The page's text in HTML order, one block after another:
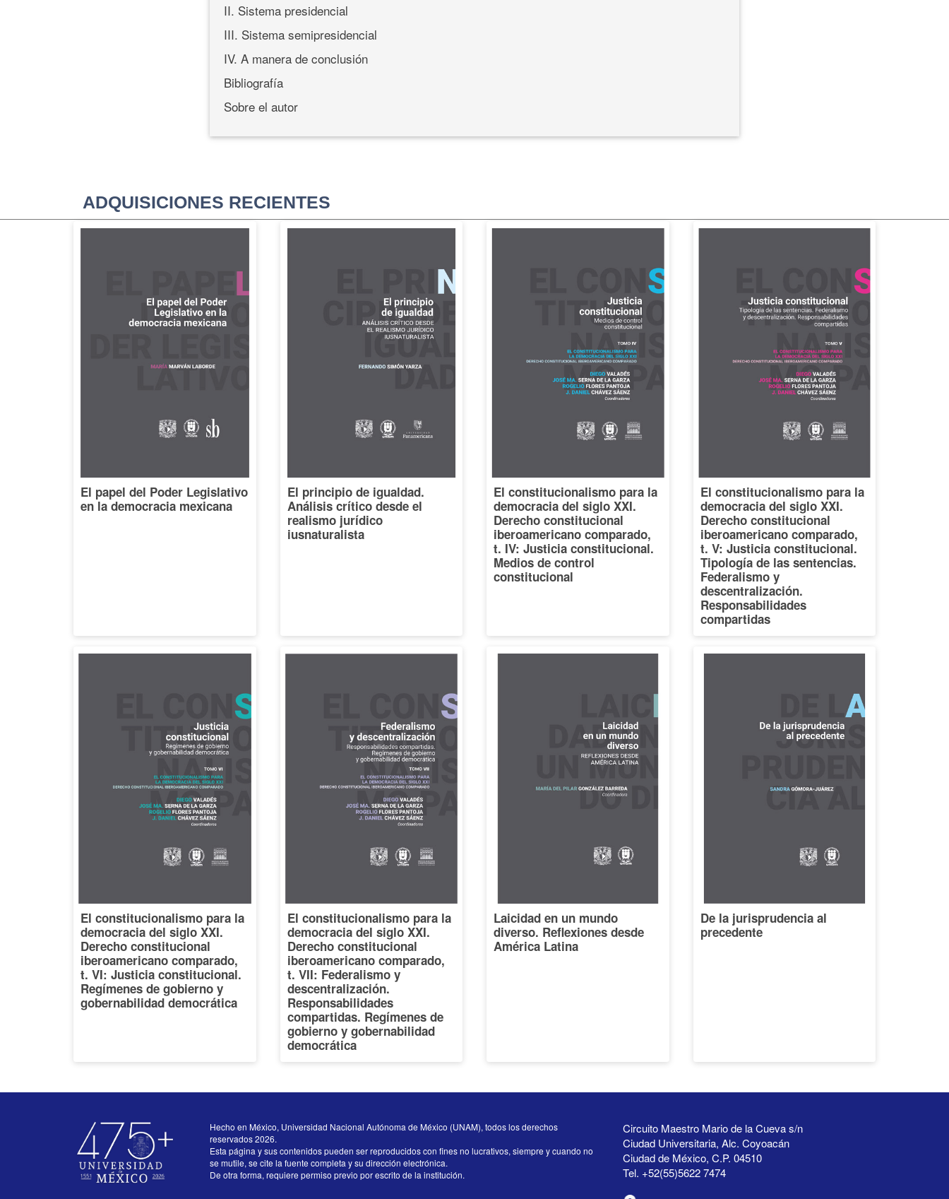
II. Sistema presidencial
III. Sistema semipresidencial
IV. A manera de conclusión
Bibliografía
Sobre el autor
ADQUISICIONES RECIENTES
El papel del Poder Legislativo
en la democracia mexicana
El principio de igualdad.
Análisis crítico desde el
realismo jurídico
iusnaturalista
El constitucionalismo para la
democracia del siglo XXI.
Derecho constitucional
iberoamericano comparado,
t. IV: Justicia constitucional.
Medios de control
constitucional
El constitucionalismo para la
democracia del siglo XXI.
Derecho constitucional
iberoamericano comparado,
t. V: Justicia constitucional.
Tipología de las sentencias.
Federalismo y
descentralización.
Responsabilidades
compartidas
El constitucionalismo para la
democracia del siglo XXI.
Derecho constitucional
iberoamericano comparado,
t. VI: Justicia constitucional.
Regímenes de gobierno y
gobernabilidad democrática
El constitucionalismo para la
democracia del siglo XXI.
Derecho constitucional
iberoamericano comparado,
t. VII: Federalismo y
descentralización.
Responsabilidades
compartidas. Regímenes de
gobierno y gobernabilidad
democrática
Laicidad en un mundo
diverso. Reflexiones desde
América Latina
De la jurisprudencia al
precedente
Circuito Maestro Mario de la Cueva s/n
Ciudad Universitaria, Alc. Coyoacán
Ciudad de México, C.P. 04510
Tel. +52(55)5622 7474
Hecho en México, Universidad Nacional Autónoma de México (UNAM), todos los derechos
reservados 2026.
Esta página y sus contenidos pueden ser reproducidos con fines no lucrativos, siempre y cuando no
se mutile, se cite la fuente completa y su dirección electrónica.
De otra forma, requiere permiso previo por escrito de la institución.